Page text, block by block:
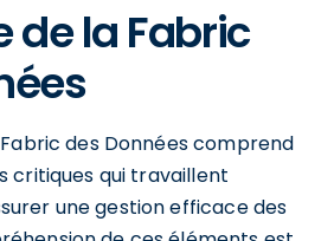
de la Fabric
des Données comprend
critiques qui travaillent
une gestion efficace des